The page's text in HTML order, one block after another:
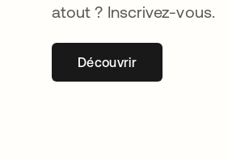
atout ? Inscrivez-vous.
Découvrirs’ouvre dans un